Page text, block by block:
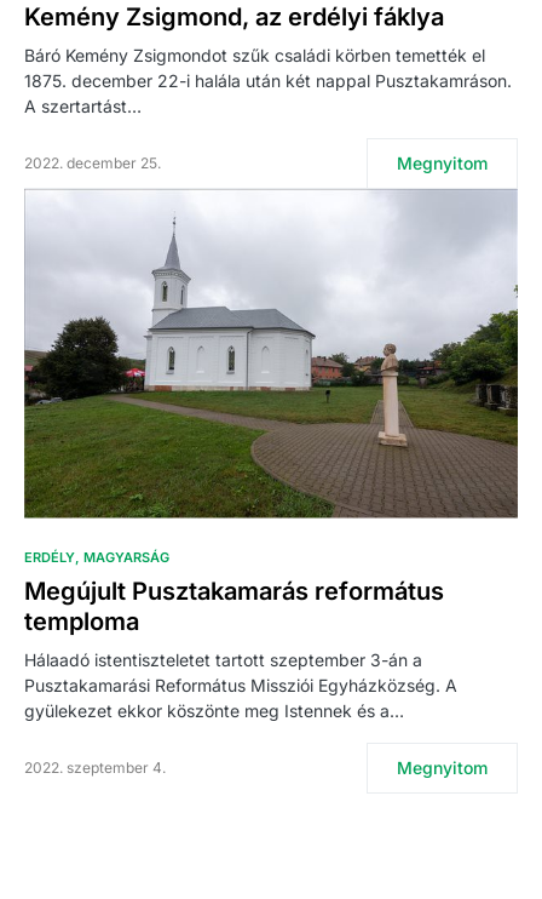
Kemény Zsigmond, az erdélyi fáklya
Báró Kemény Zsigmondot szűk családi körben temették el
1875. december 22-i halála után két nappal Pusztakamráson.
A szertartást…
2022. december 25. Megnyitom
ERDÉLY MAGYARSÁG
Megújult Pusztakamarás református
temploma
Hálaadó istentiszteletet tartott szeptember 3-án a
Pusztakamarási Református Missziói Egyházközség. A
gyülekezet ekkor köszönte meg Istennek és a…
2022. szeptember 4. Megnyitom